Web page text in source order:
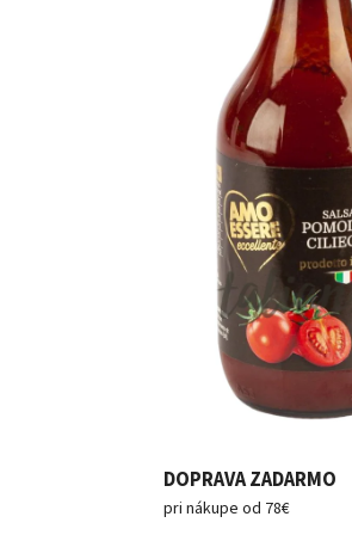
DOPRAVA ZADARMO
pri nákupe od 78€